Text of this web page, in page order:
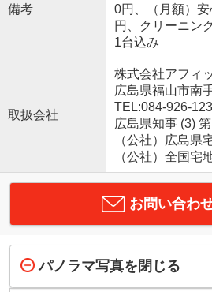
備考
0円、（月額）
円、クリーニン
1台込み
取扱会社
株式会社アフィ
広島県福山市南
TEL:084-926-
広島県知事 (3)
（公社）広島県
（公社）全国宅
お問い合わ
パノラマ写真を閉じる